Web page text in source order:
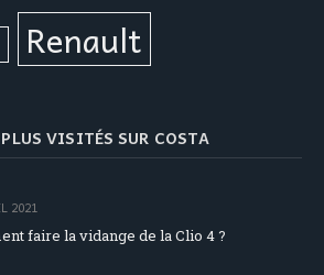
Renault
VISITÉS SUR COSTA
2021
faire la vidange de la Clio 4 ?